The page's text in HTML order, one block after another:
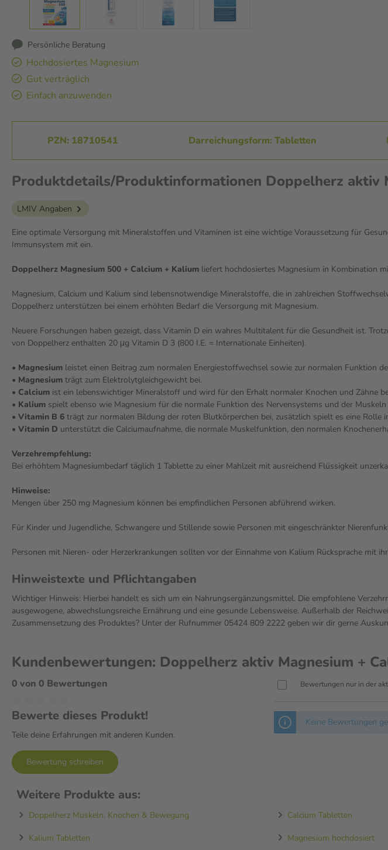
Persönliche Beratung
Hochdosiertes Magnesium
Gut verträglich
Einfach anzuwenden
PZN: 18710541 Darreichungsform: Tabletten
Produktdetails/Produktinformationen Doppelherz aktiv
LMIV Angaben
Eine optimale Versorgung mit Mineralstoffen und Vitaminen ist eine wichtige Voraussetzung für
Immunsystem mit ein.
Doppelherz Magnesium 500 + Calcium + Kalium liefert hochdosiertes Magnesium in Kombination
Magnesium, Calcium und Kalium sind lebensnotwendige Mineralstoffe, die in zahlreichen
Doppelherz unterstützen bei einem erhöhten Bedarf die Versorgung mit Magnesium.
Neuere Forschungen haben gezeigt, dass Vitamin D ein wahres Multitalent für die Gesundheit ist.
von Doppelherz enthalten 20 μg Vitamin D 3 (800 I.E. = Internationale Einheiten).
• Magnesium leistet einen Beitrag zum normalen Energiestoffwechsel sowie zur normalen Funktion
• Magnesium trägt zum Elektrolytgleichgewicht bei.
• Calcium ist ein lebenswichtiger Mineralstoff und wird für den Erhalt normaler Knochen und Zähne
• Kalium spielt ebenso wie Magnesium für die normale Funktion des Nervensystems und der
• Vitamin B 6 trägt zur normalen Bildung der roten Blutkörperchen bei, zusätzlich spielt es eine Rolle
• Vitamin D unterstützt die Calciumaufnahme, die normale Muskelfunktion, den normalen
Verzehrempfehlung:
Bei erhöhtem Magnesiumbedarf täglich 1 Tablette zu einer Mahlzeit mit ausreichend Flüssigkeit
Hinweise:
Mengen über 250 mg Magnesium können bei empfindlichen Personen abführend wirken.
Für Kinder und Jugendliche, Schwangere und Stillende sowie Personen mit eingeschränkter
Personen mit Nieren- oder Herzerkrankungen sollten vor der Einnahme von Kalium Rücksprache mit
Hinweistexte und Pflichtangaben
Wichtiger Hinweis: Hierbei handelt es sich um ein Nahrungsergänzungsmittel. Die empfohlene
ausgewogene, abwechslungsreiche Ernährung und eine gesunde Lebensweise. Außerhalb der
Zusammensetzung des Produktes? Unter der Rufnummer 05424 809 2222 geben wir dir gerne
Kundenbewertungen: Doppelherz aktiv Magnesium +
0 von 0 Bewertungen
Bewerte dieses Produkt!
Teile deine Erfahrungen mit anderen Kunden.
Bewertung schreiben
Bewertungen nur in der
Keine Bewertungen
Weitere Produkte aus:
Doppelherz Muskeln, Knochen & Bewegung Calcium Tabletten
Kalium Tabletten Magnesium hochdosiert